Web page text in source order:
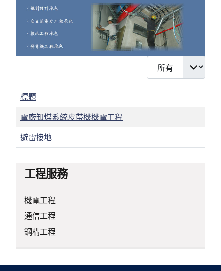
標題
電廠卸煤系統皮帶機機電工程
避雷接地
工程服務
機電工程
通信工程
鋼構工程